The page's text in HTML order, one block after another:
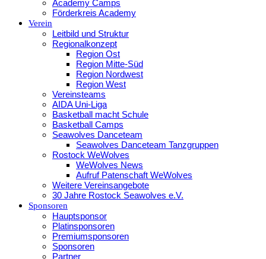
Academy Camps
Förderkreis Academy
Verein
Leitbild und Struktur
Regionalkonzept
Region Ost
Region Mitte-Süd
Region Nordwest
Region West
Vereinsteams
AIDA Uni-Liga
Basketball macht Schule
Basketball Camps
Seawolves Danceteam
Seawolves Danceteam Tanzgruppen
Rostock WeWolves
WeWolves News
Aufruf Patenschaft WeWolves
Weitere Vereinsangebote
30 Jahre Rostock Seawolves e.V.
Sponsoren
Hauptsponsor
Platinsponsoren
Premiumsponsoren
Sponsoren
Partner